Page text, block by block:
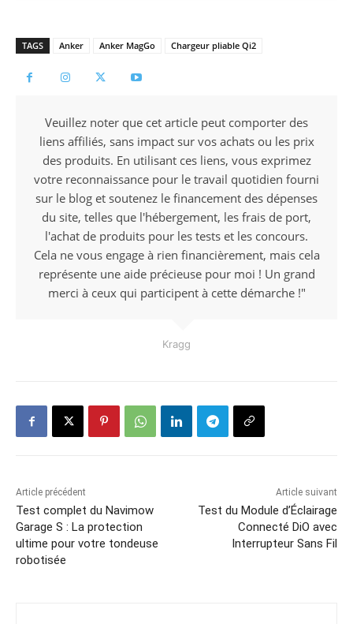
TAGS Anker Anker MagGo Chargeur pliable Qi2
Veuillez noter que cet article peut comporter des
liens affiliés, sans impact sur vos achats ou les prix
des produits. En utilisant ces liens, vous exprimez
votre reconnaissance pour le travail quotidien fourni
sur le blog et soutenez le financement des dépenses
du site, telles que l'hébergement, les frais de port,
l'achat de produits pour les tests et les concours.
Cela ne vous engage à rien financièrement, mais cela
représente une aide précieuse pour moi ! Un grand
merci à ceux qui participent à cette démarche !"
Kragg
Article précédent
Test complet du Navimow
Garage S : La protection
ultime pour votre tondeuse
robotisée
Article suivant
Test du Module d’Éclairage
Connecté DiO avec
Interrupteur Sans Fil